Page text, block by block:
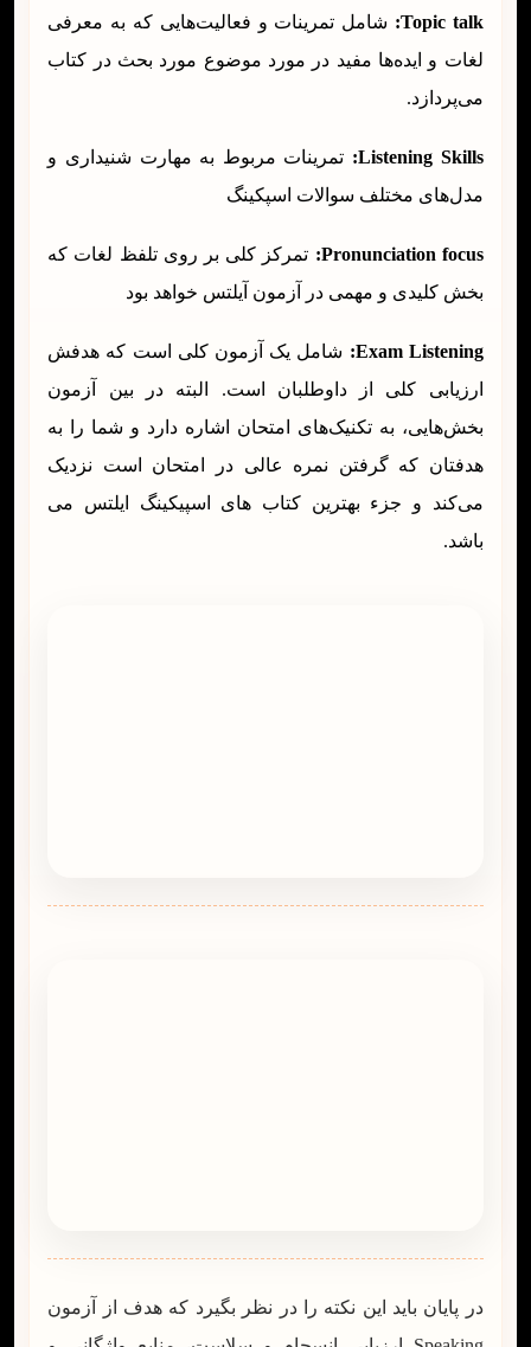
Topic talk:
شامل تمرینات و فعالیت‌هایی که به معرفی
لغات و ایده‌ها مفید در مورد موضوع مورد بحث در کتاب
می‌پردازد.
Listening Skills:
تمرینات مربوط به مهارت شنیداری و
مدل‌های مختلف سوالات اسپکینگ
Pronunciation focus:
تمرکز کلی بر روی تلفظ لغات که
بخش کلیدی و مهمی در آزمون آیلتس خواهد بود
Exam Listening:
شامل یک آزمون کلی است که هدفش
ارزیابی کلی از داوطلبان است. البته در بین آزمون
بخش‌هایی، به تکنیک‌های امتحان اشاره دارد و شما را به
هدفتان که گرفتن نمره عالی در امتحان است نزدیک
می‌کند و جزء بهترین کتاب های اسپیکینگ ایلتس می
باشد.
در پایان باید این نکته را در نظر بگیرد که هدف از آزمون